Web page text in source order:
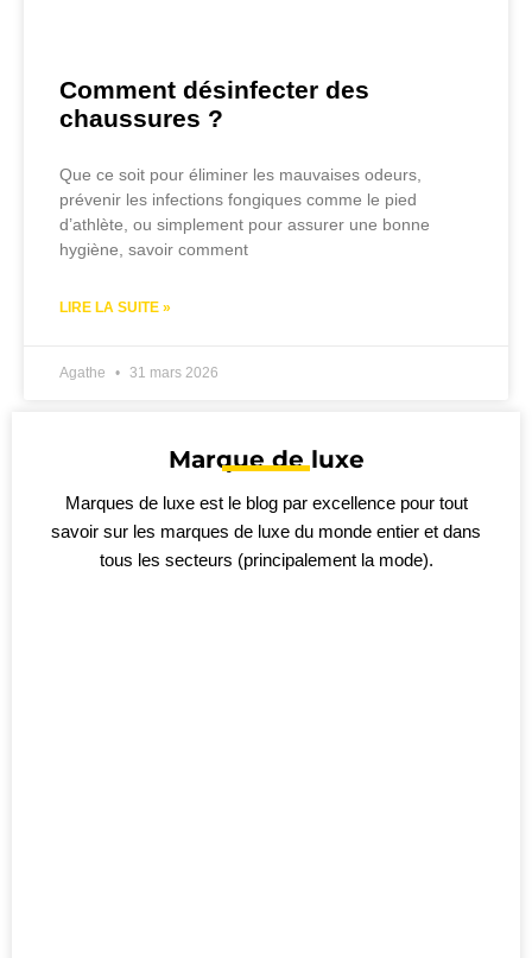
Comment désinfecter des
chaussures ?
Que ce soit pour éliminer les mauvaises odeurs,
prévenir les infections fongiques comme le pied
d’athlète, ou simplement pour assurer une bonne
hygiène, savoir comment
LIRE LA SUITE »
Agathe 31 mars 2026
Marque de luxe
Marques de luxe est le blog par excellence pour tout
savoir sur les marques de luxe du monde entier et dans
tous les secteurs (principalement la mode).